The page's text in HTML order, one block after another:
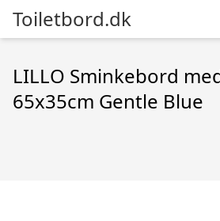
Toiletbord.dk
LILLO Sminkebord
65x35cm Gentle Blue